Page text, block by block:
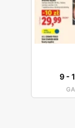
9-